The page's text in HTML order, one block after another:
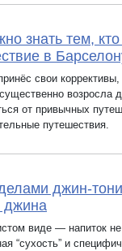
знать тем,
в
свои
возросла
от привычных
путешествия.
джин-
джина
виде — напиток
“сухость” и